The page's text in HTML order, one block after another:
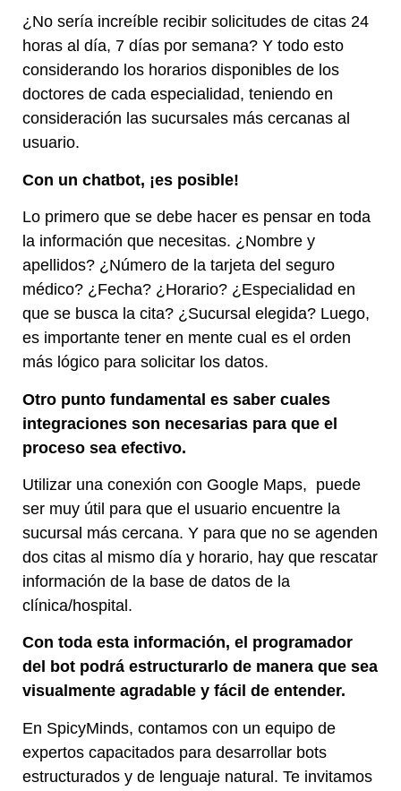
¿No sería increíble recibir solicitudes de citas 24
horas al día, 7 días por semana? Y todo esto
considerando los horarios disponibles de los
doctores de cada especialidad, teniendo en
consideración las sucursales más cercanas al
usuario.
Con un chatbot, ¡es posible!
Lo primero que se debe hacer es pensar en toda
la información que necesitas. ¿Nombre y
apellidos? ¿Número de la tarjeta del seguro
médico? ¿Fecha? ¿Horario? ¿Especialidad en
que se busca la cita? ¿Sucursal elegida? Luego,
es importante tener en mente cual es el orden
más lógico para solicitar los datos.
Otro punto fundamental es saber cuales
integraciones son necesarias para que el
proceso sea efectivo.
Utilizar una conexión con Google Maps, puede
ser muy útil para que el usuario encuentre la
sucursal más cercana. Y para que no se agenden
dos citas al mismo día y horario, hay que rescatar
información de la base de datos de la
clínica/hospital.
Con toda esta información, el programador
del bot podrá estructurarlo de manera que sea
visualmente agradable y fácil de entender.
En SpicyMinds, contamos con un equipo de
expertos capacitados para desarrollar bots
estructurados y de lenguaje natural. Te invitamos